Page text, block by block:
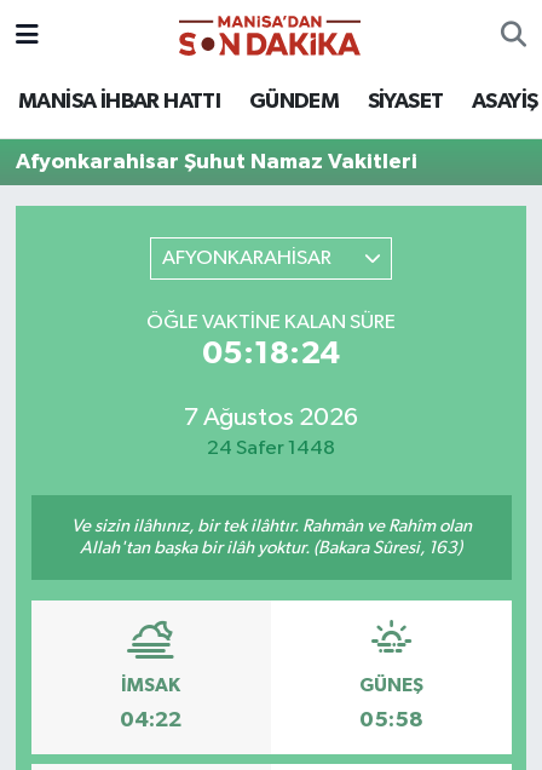
MANİSA İHBAR HATTI GÜNDEM SİYASET ASAYİŞ
Afyonkarahisar Şuhut Namaz Vakitleri
AFYONKARAHİSAR
ÖĞLE VAKTINE KALAN SÜRE
05:18:24
7 Ağustos 2026
24 Safer 1448
Ve sizin ilâhınız, bir tek ilâhtır. Rahmân ve Rahîm olan
Allah'tan başka bir ilâh yoktur. (Bakara Sûresi, 163)
İMSAK
04:22
GÜNEŞ
05:58
ASAYİŞ
GÜNDEM
MAGAZİN
MANİSA'DA TRAFİK
YAŞAM
GİZLİLİK SÖZLEŞMESİ
İLETİŞİM
Hava Durumu
Trafik Durumu
Tüm Manşetler
Son Dakika Haberleri